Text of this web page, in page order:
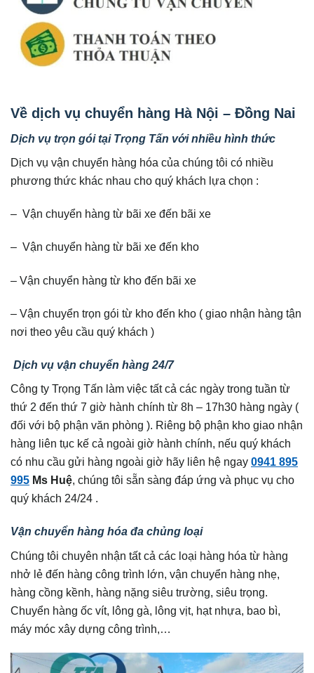
Về dịch vụ chuyển hàng Hà Nội – Đồng Nai
Dịch vụ trọn gói tại Trọng Tấn với nhiều hình thức
Dịch vụ vận chuyển hàng hóa của chúng tôi có nhiều
phương thức khác nhau cho quý khách lựa chọn :
– Vận chuyển hàng từ bãi xe đến bãi xe
– Vận chuyển hàng từ bãi xe đến kho
– Vận chuyển hàng từ kho đến bãi xe
– Vận chuyển trọn gói từ kho đến kho ( giao nhận hàng tận
nơi theo yêu cầu quý khách )
Dịch vụ vận chuyển hàng 24/7
Công ty Trọng Tấn làm việc tất cả các ngày trong tuần từ
thứ 2 đến thứ 7 giờ hành chính từ 8h – 17h30 hàng ngày (
đối với bộ phận văn phòng ). Riêng bộ phận kho giao nhận
hàng liên tục kế cả ngoài giờ hành chính, nếu quý khách
có nhu cầu gửi hàng ngoài giờ hãy liên hệ ngay 0941 895
995 Ms Huệ, chúng tôi sẵn sàng đáp ứng và phục vụ cho
quý khách 24/24 .
Vận chuyển hàng hóa đa chủng loại
Chúng tôi chuyên nhận tất cả các loại hàng hóa từ hàng
nhở lẻ đến hàng công trình lớn, vận chuyển hàng nhẹ,
hàng cồng kềnh, hàng nặng siêu trường, siêu trọng.
Chuyển hàng ốc vít, lông gà, lông vịt, hạt nhựa, bao bì,
máy móc xây dựng công trình,…